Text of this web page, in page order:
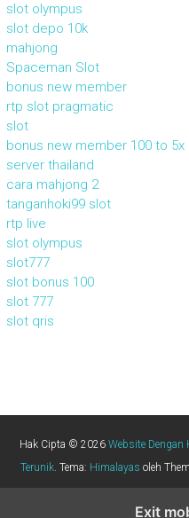
slot olympus
slot depo 10k
mahjong
Spaceman Slot
bonus new member
rtp slot pragmatic
slot
bonus new member 100 to 5x
server thailand
cara mahjong 2
tanganhoki99 slot
rtp live
slot olympus
slot777
slot bonus 100
slot 777
slot qris
Hak Cipta © 2026Website
Terunik. Tema: Himalayas oleh
Exit